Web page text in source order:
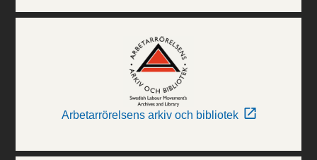
Arbetarrörelsens arkiv och bibliotek